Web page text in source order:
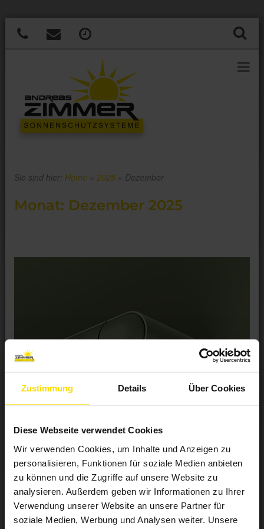
Zustimmung Details Über Cookies
Diese Webseite verwendet Cookies
Wir verwenden Cookies, um Inhalte und Anzeigen zu
personalisieren, Funktionen für soziale Medien anbieten
zu können und die Zugriffe auf unsere Website zu
analysieren. Außerdem geben wir Informationen zu Ihrer
Verwendung unserer Website an unsere Partner für
soziale Medien, Werbung und Analysen weiter. Unsere
Sie sind hier: Home» 2025» Dezember
Monat: Dezember 2025
Die neue WAREMA Terrea K55: Design is
personality.